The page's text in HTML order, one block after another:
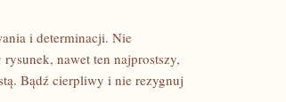
i determinacji. Nie
nawet ten ⁤najprostszy,
Bądź cierpliwy i nie rezygnuj​